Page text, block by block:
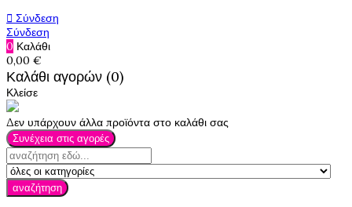
 Σύνδεση
Σύνδεση
0 Καλάθι
0,00 €
Καλάθι αγορών (0)
Κλείσε
Δεν υπάρχουν άλλα προϊόντα στο καλάθι σας
Συνέχεια στις αγορές
αναζήτηση